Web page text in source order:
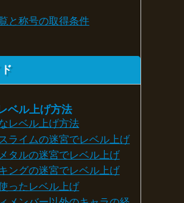
と称号の取得条件
ベル上げ方法
レベル上げ方法
ライムの迷宮でレベル上げ
タルの迷宮でレベル上げ
ングの迷宮でレベル上げ
ったレベル上げ